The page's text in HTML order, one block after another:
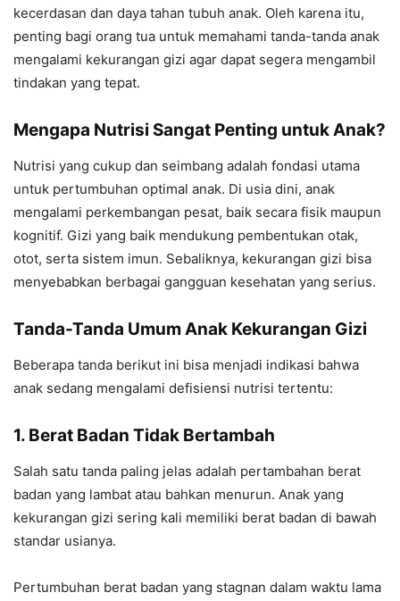
kecerdasan dan daya tahan tubuh anak. Oleh karena itu,
penting bagi orang tua untuk memahami tanda-tanda anak
mengalami kekurangan gizi agar dapat segera mengambil
tindakan yang tepat.
Mengapa Nutrisi Sangat Penting untuk Anak?
Nutrisi yang cukup dan seimbang adalah fondasi utama
untuk pertumbuhan optimal anak. Di usia dini, anak
mengalami perkembangan pesat, baik secara fisik maupun
kognitif. Gizi yang baik mendukung pembentukan otak,
otot, serta sistem imun. Sebaliknya, kekurangan gizi bisa
menyebabkan berbagai gangguan kesehatan yang serius.
Tanda-Tanda Umum Anak Kekurangan Gizi
Beberapa tanda berikut ini bisa menjadi indikasi bahwa
anak sedang mengalami defisiensi nutrisi tertentu:
1. Berat Badan Tidak Bertambah
Salah satu tanda paling jelas adalah pertambahan berat
badan yang lambat atau bahkan menurun. Anak yang
kekurangan gizi sering kali memiliki berat badan di bawah
standar usianya.
Pertumbuhan berat badan yang stagnan dalam waktu lama